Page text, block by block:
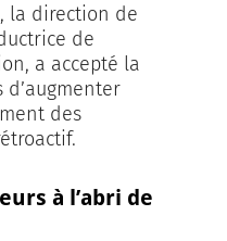
la direction de
de
a accepté la
des
à l’abri de